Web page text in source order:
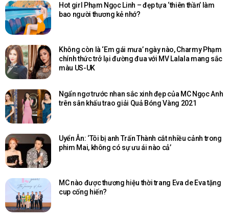
Hot girl Phạm Ngọc Linh – đẹp tựa ‘thiên thần’ làm
bao người thương kẻ nhớ?
Không còn là ‘Em gái mưa’ ngày nào, Charmy Phạm
chính thức trở lại đường đua với MV Lalala mang sắc
màu US-UK
Ngẩn ngơ trước nhan sắc xinh đẹp của MC Ngọc Anh
trên sân khấu trao giải Quả Bóng Vàng 2021
Uyển Ân: ‘Tôi bị anh Trấn Thành cắt nhiều cảnh trong
phim Mai, không có sự ưu ái nào cả’
MC nào được thương hiệu thời trang Eva de Eva tặng
cup cống hiến?